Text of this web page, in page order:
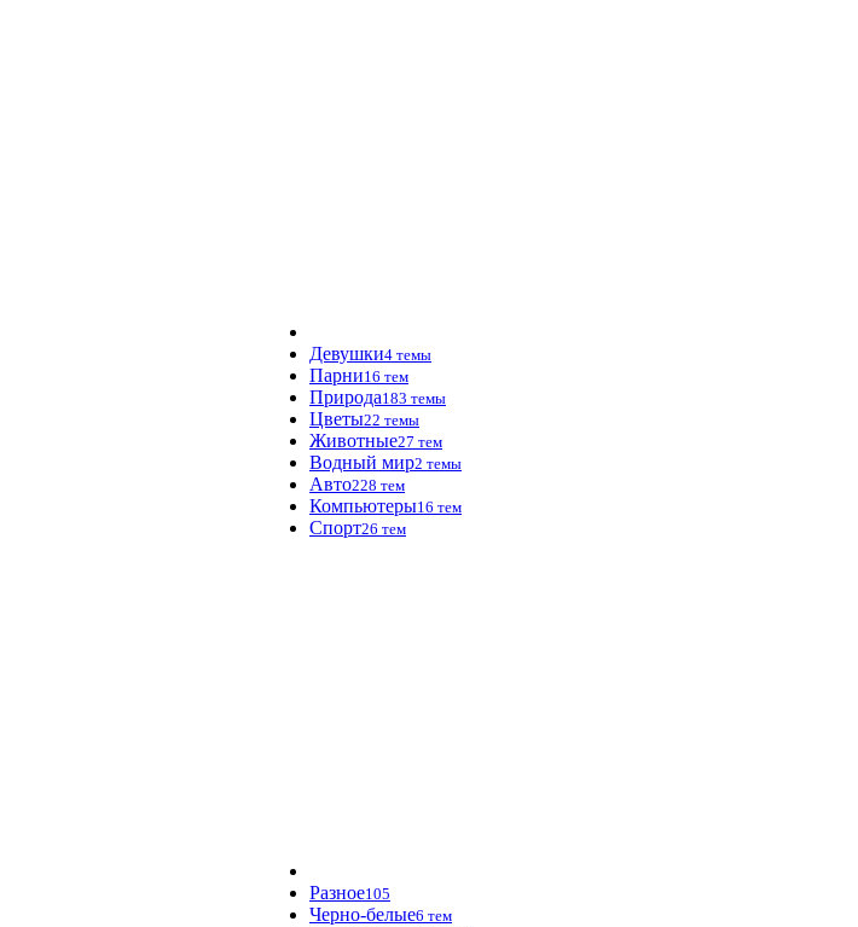
Девушки4 темы
Парни16 тем
Природа183 темы
Цветы22 темы
Животные27 тем
Водный мир2 темы
Авто228 тем
Компьютеры16 тем
Спорт26 тем
Разное105
Черно-белые6 тем